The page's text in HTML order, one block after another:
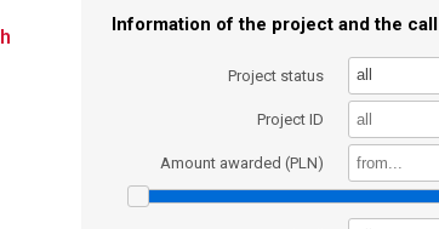
Information of the project and the call
Project status all
Project ID
Amount awarded (PLN)